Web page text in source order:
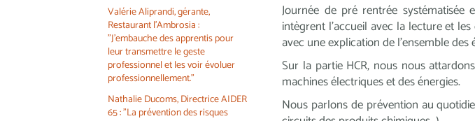
Valérie Aliprandi, gérante,
Restaurant l'Ambrosia :
"J'embauche des apprentis pour
leur transmettre le geste
professionnel et les voir évoluer
professionnellement."
Nathalie Ducoms, Directrice AIDER
65 : "La prévention des risques
Journée de pré rentrée systématisée
intègrent l’accueil avec la lecture et
avec une explication de l’ensemble
Sur la partie HCR, nous nous
machines électriques et des énergies.
Nous parlons de prévention au